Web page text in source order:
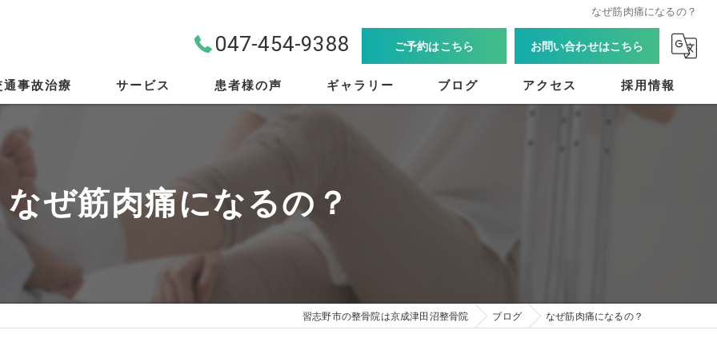
なぜ筋肉痛になるの？
047-454-9388 ご予約はこちら お問い合わせはこちら
通事故治療 サービス
スポーツ外傷
骨盤矯正
患者様の声 ギャラリー ブログ アクセス 採用情報
なぜ筋肉痛になるの？
習志野市の整骨院は京成津田沼整骨院 ブログ なぜ筋肉痛になるの？